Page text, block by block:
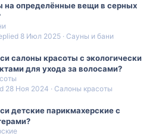
на определённые вещи в серных
Сауны и бани
8 Июл 2025
салоны красоты с экологически
для ухода за волосами?
Салоны красоты
28 Ноя 2024
детские парикмахерские с